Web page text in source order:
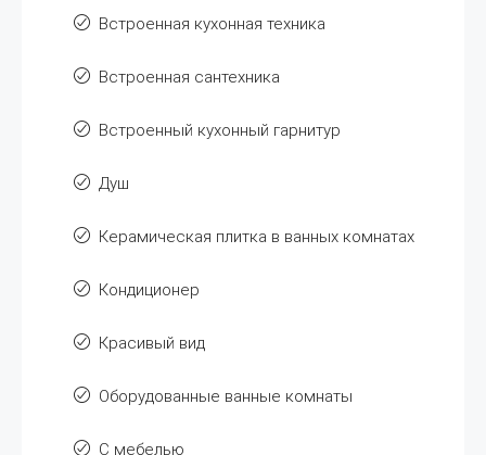
Встроенная кухонная техника
Встроенная сантехника
Встроенный кухонный гарнитур
Душ
Керамическая плитка в ванных комнатах
Кондиционер
Красивый вид
Оборудованные ванные комнаты
С мебелью